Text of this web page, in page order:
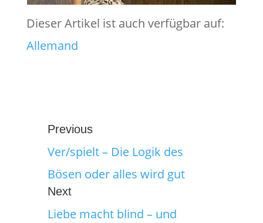
Dieser Artikel ist auch verfügbar auf:
Allemand
Previous
Ver/spielt – Die Logik des
Bösen oder alles wird gut
Next
Liebe macht blind – und